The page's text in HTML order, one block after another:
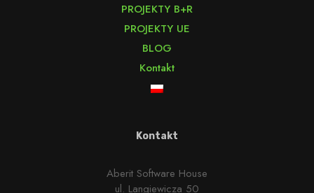
PROJEKTY B+R
PROJEKTY UE
BLOG
Kontakt
Kontakt
Aberit Software House
ul. Langiewicza 50